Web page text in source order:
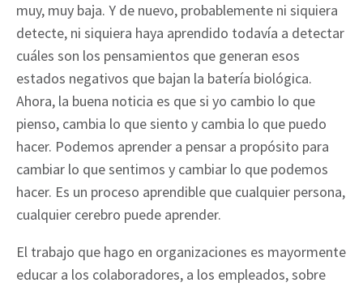
muy, muy baja. Y de nuevo, probablemente ni siquiera
detecte, ni siquiera haya aprendido todavía a detectar
cuáles son los pensamientos que generan esos
estados negativos que bajan la batería biológica.
Ahora, la buena noticia es que si yo cambio lo que
pienso, cambia lo que siento y cambia lo que puedo
hacer. Podemos aprender a pensar a propósito para
cambiar lo que sentimos y cambiar lo que podemos
hacer. Es un proceso aprendible que cualquier persona,
cualquier cerebro puede aprender.
El trabajo que hago en organizaciones es mayormente
educar a los colaboradores, a los empleados, sobre